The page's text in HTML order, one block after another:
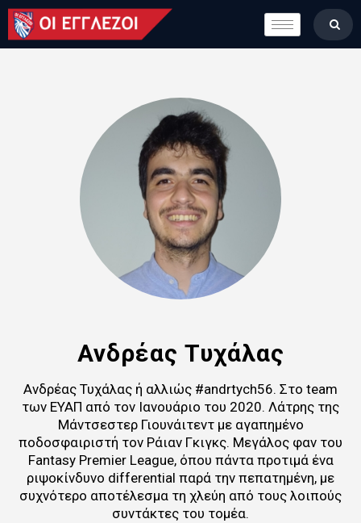
LONDON CALLING
ΚΑΤΗΓΟΡΙΕΣ
ΒΑΘΜΟΛΟΓΙΕΣ
ΟΜΑΔΕΣ
ΠΟΙΟΙ ΕΙΜΑΣΤΕ
Ανδρέας Τυχάλας
Ανδρέας Τυχάλας ή αλλιώς #andrtych56. Στο team
των ΕΥΑΠ από τον Ιανουάριο του 2020. Λάτρης της
Μάντσεστερ Γιουνάιτεντ με αγαπημένο
ποδοσφαιριστή τον Ράιαν Γκιγκς. Μεγάλος φαν του
Fantasy Premier League, όπου πάντα προτιμά ένα
ριψοκίνδυνο differential παρά την πεπατημένη, με
συχνότερο αποτέλεσμα τη χλεύη από τους λοιπούς
συντάκτες του τομέα.